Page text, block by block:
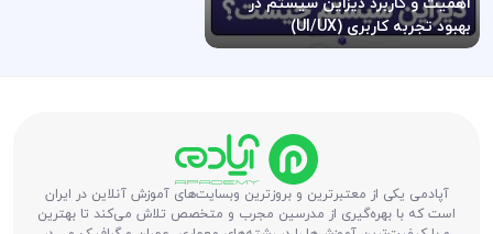
بهبود تجربه کاربری (UI/UX)
آپادمی یکی از معتبرترین و بروزترین وبسایت‌های آموزش آنلاین در ایران
است که با بهره‌گیری از مدرسین مجرب و متخصص تلاش می‌کند تا بهترین